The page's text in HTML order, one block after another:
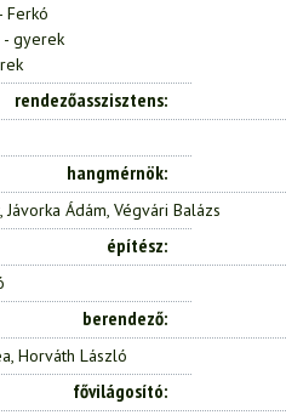
Ferkó
- gyerek
rendezőasszisztens
hangmérnök
Ádám, Végvári Balázs
építész
berendező
Horváth László
fővilágosító